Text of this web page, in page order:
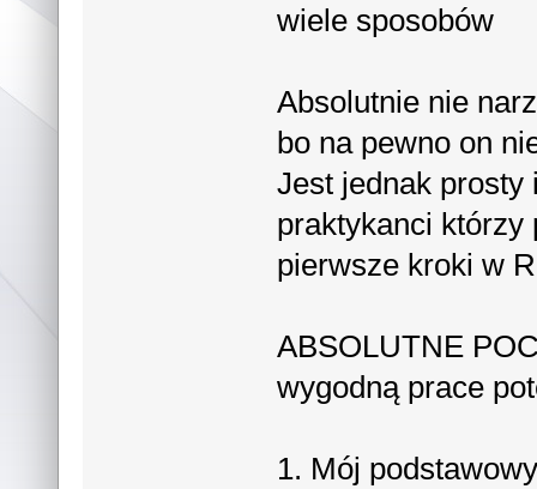
wiele sposobów
Absolutnie nie
bo na pewno on
Jest jednak
praktykanci
pierwsze kroki w
ABSOLUTNE
wygodną prace
1. Mój